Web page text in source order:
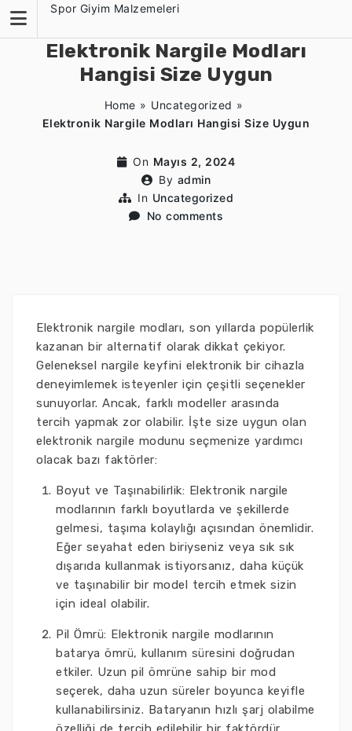
content
Spor Giyim Malzemeleri
Elektronik Nargile Modları
Hangisi Size Uygun
Home » Uncategorized »
Elektronik Nargile Modları Hangisi Size Uygun
On Mayıs 2, 2024
By admin
In Uncategorized
No comments
Elektronik nargile modları, son yıllarda popülerlik
kazanan bir alternatif olarak dikkat çekiyor.
Geleneksel nargile keyfini elektronik bir cihazla
deneyimlemek isteyenler için çeşitli seçenekler
sunuyorlar. Ancak, farklı modeller arasında
tercih yapmak zor olabilir. İşte size uygun olan
elektronik nargile modunu seçmenize yardımcı
olacak bazı faktörler:
Boyut ve Taşınabilirlik: Elektronik nargile
modlarının farklı boyutlarda ve şekillerde
gelmesi, taşıma kolaylığı açısından önemlidir.
Eğer seyahat eden biriyseniz veya sık sık
dışarıda kullanmak istiyorsanız, daha küçük
ve taşınabilir bir model tercih etmek sizin
için ideal olabilir.
Pil Ömrü: Elektronik nargile modlarının
batarya ömrü, kullanım süresini doğrudan
etkiler. Uzun pil ömrüne sahip bir mod
seçerek, daha uzun süreler boyunca keyifle
kullanabilirsiniz. Bataryanın hızlı şarj olabilme